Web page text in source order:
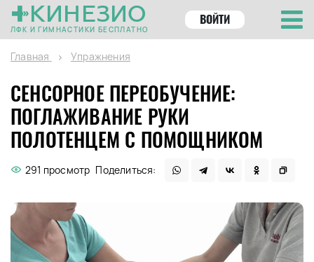
КИНЕЗИО
ЛФК И ГИМНАСТИКИ БЕСПЛАТНО
ВОЙТИ
Главная Упражнения
СЕНСОРНОЕ ПЕРЕОБУЧЕНИЕ:
ПОГЛАЖИВАНИЕ РУКИ
ПОЛОТЕНЦЕМ С ПОМОЩНИКОМ
291 просмотр Поделиться: